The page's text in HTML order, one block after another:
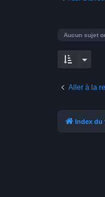
Aucun sujet
Aller à la
Index du